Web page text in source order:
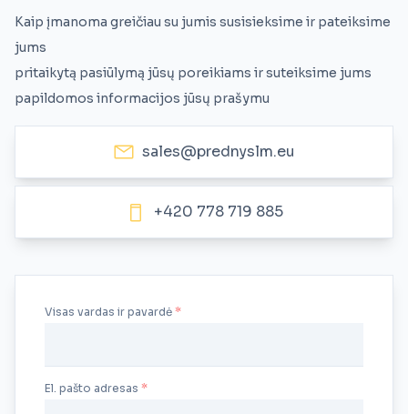
Kaip įmanoma greičiau su jumis susisieksime ir pateiksime
jums
pritaikytą pasiūlymą jūsų poreikiams ir suteiksime jums
papildomos informacijos jūsų prašymu
sales@prednyslm.eu
+420 778 719 885
Visas vardas ir pavardė
El. pašto adresas